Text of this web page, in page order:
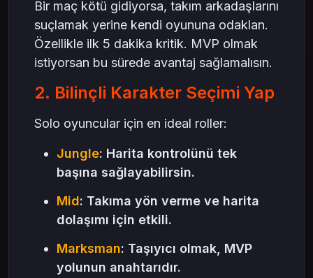
Bir maç kötü gidiyorsa, takım arkadaşlarını
suçlamak yerine kendi oyununa odaklan.
Özellikle ilk 5 dakika kritik. MVP olmak
istiyorsan bu sürede avantaj sağlamalısın.
2. Bilinçli Karakter Seçimi Yap
Solo oyuncular için en ideal roller:
Jungle: Harita kontrolünü tek
başına sağlayabilirsin.
Mid: Takıma yön verme ve harita
dolaşımı için etkili.
Marksman: Taşıyıcı olmak, MVP
yolunun anahtarıdır.